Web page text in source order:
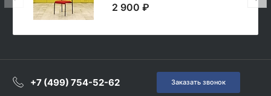
2 900 ₽
+7 (499) 754-52-62 Заказать звонок